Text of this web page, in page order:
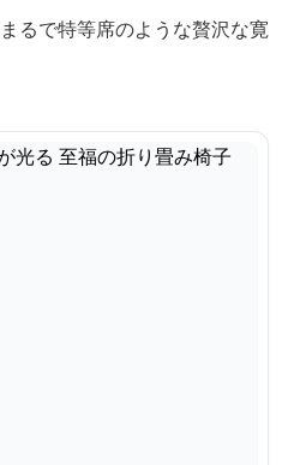
るで特等席のような贅沢な寛